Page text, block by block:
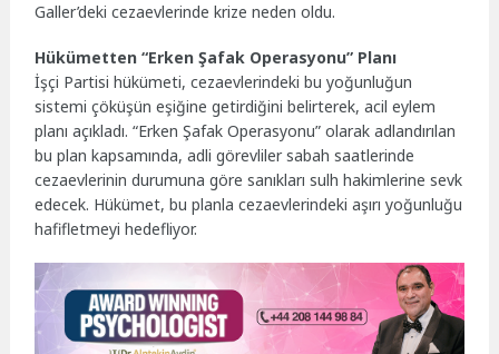
Galler’deki cezaevlerinde krize neden oldu.
Hükümetten “Erken Şafak Operasyonu” Planı
İşçi Partisi hükümeti, cezaevlerindeki bu yoğunluğun
sistemi çöküşün eşiğine getirdiğini belirterek, acil eylem
planı açıkladı. “Erken Şafak Operasyonu” olarak adlandırılan
bu plan kapsamında, adli görevliler sabah saatlerinde
cezaevlerinin durumuna göre sanıkları sulh hakimlerine sevk
edecek. Hükümet, bu planla cezaevlerindeki aşırı yoğunluğu
hafifletmeyi hedefliyor.